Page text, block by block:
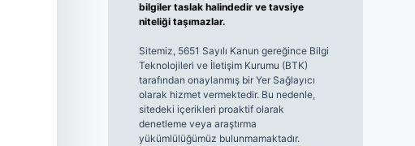
bilgiler taslak halindedir ve tavsiye
niteliği taşımazlar.
Sitemiz, 5651 Sayılı Kanun gereğince Bilgi
Teknolojileri ve İletişim Kurumu (BTK)
tarafından onaylanmış bir Yer Sağlayıcı
olarak hizmet vermektedir. Bu nedenle,
sitedeki içerikleri proaktif olarak
denetleme veya araştırma
yükümlülüğümüz bulunmamaktadır.